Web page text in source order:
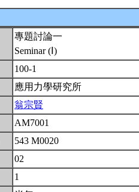
專題討論一
Seminar (Ⅰ)
100-1
應用力學研究所
翁宗賢
AM7001
543 M0020
02
1